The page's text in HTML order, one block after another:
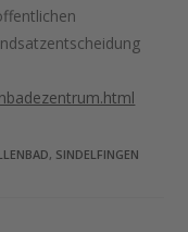
, SINDELFINGEN